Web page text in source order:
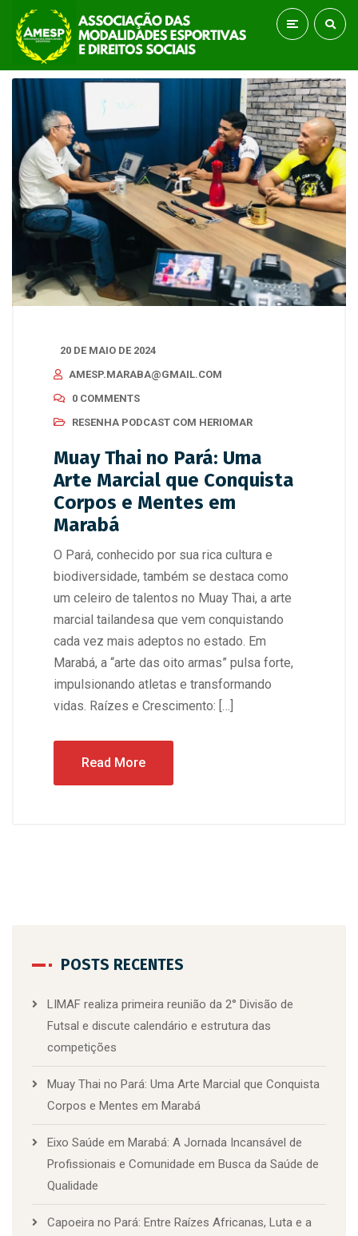
20 DE MAIO DE 2024
AMESP.MARABA@GMAIL.COM
0 COMMENTS
RESENHA PODCAST COM HERIOMAR
Muay Thai no Pará: Uma
Arte Marcial que Conquista
Corpos e Mentes em
Marabá
O Pará, conhecido por sua rica cultura e
biodiversidade, também se destaca como
um celeiro de talentos no Muay Thai, a arte
marcial tailandesa que vem conquistando
cada vez mais adeptos no estado. Em
Marabá, a “arte das oito armas” pulsa forte,
impulsionando atletas e transformando
vidas. Raízes e Crescimento: […]
Read More
POSTS RECENTES
LIMAF realiza primeira reunião da 2° Divisão de
Futsal e discute calendário e estrutura das
competições
Muay Thai no Pará: Uma Arte Marcial que Conquista
Corpos e Mentes em Marabá
Eixo Saúde em Marabá: A Jornada Incansável de
Profissionais e Comunidade em Busca da Saúde de
Qualidade
Capoeira no Pará: Entre Raízes Africanas, Luta e a